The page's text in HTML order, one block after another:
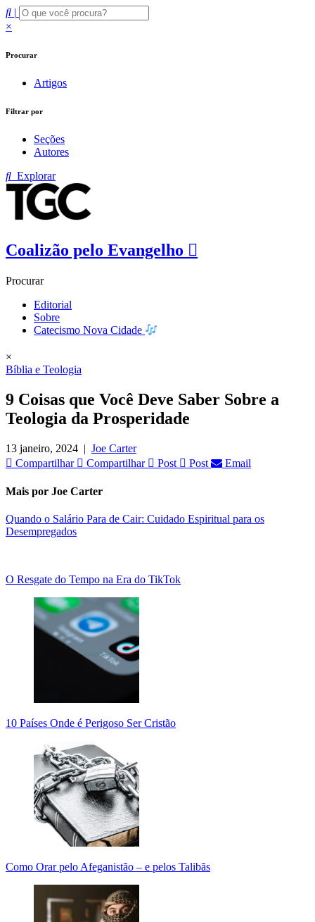
|
×
Procurar
Artigos
Filtrar por
Seções
Autores
Explorar
Coalizão pelo Evangelho
Procurar
Editorial
Sobre
Catecismo Nova Cidade
×
Bíblia e Teologia
9 Coisas que Você Deve Saber Sobre a
Teologia da Prosperidade
13 janeiro, 2024 | Joe Carter
Compartilhar
Compartilhar Post Post Email
Mais por Joe Carter
Quando o Salário Para de Cair: Cuidado Espiritual para os
Desempregados
O Resgate do Tempo na Era do TikTok
10 Países Onde é Perigoso Ser Cristão
Como Orar pelo Afeganistão – e pelos Talibãs